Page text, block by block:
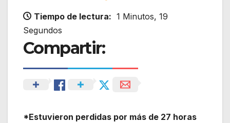
Tiempo de lectura: 1 Minutos, 19
Segundos
Compartir:
*Estuvieron perdidas por más de 27 horas